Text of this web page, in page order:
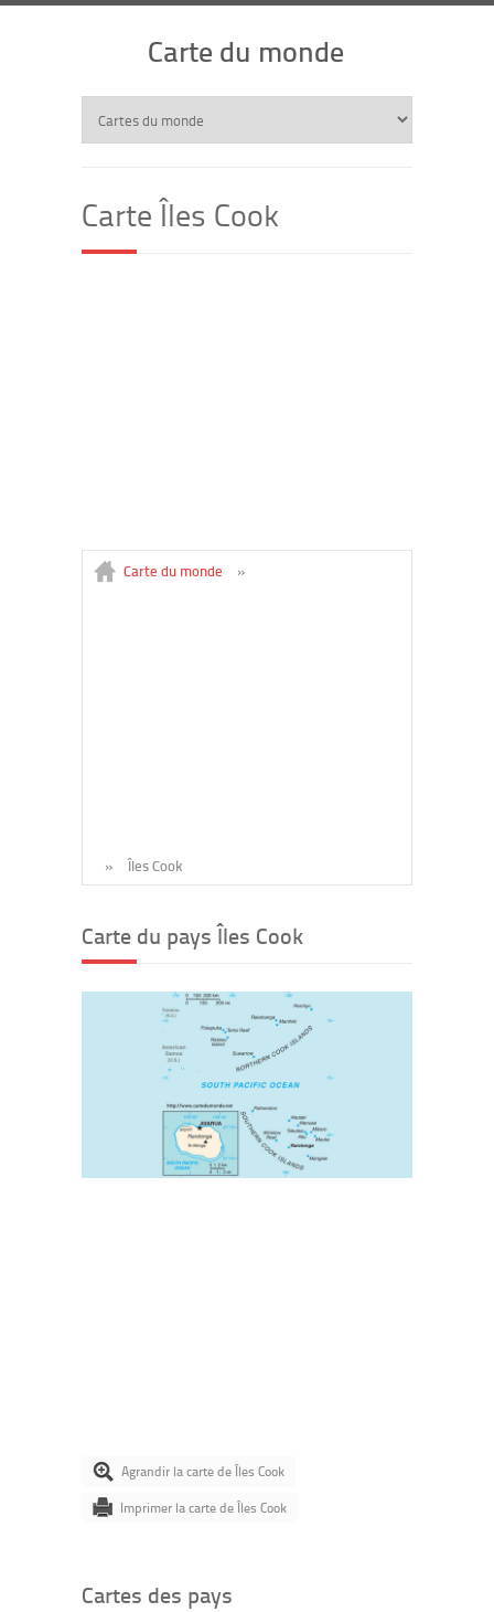
Carte du monde
Carte Îles Cook
Carte du monde »
» Îles Cook
Carte du pays Îles Cook
Agrandir la carte de Îles Cook
Imprimer la carte de Îles Cook
Cartes des pays